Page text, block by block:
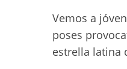
Vemos a
poses
estrella latina